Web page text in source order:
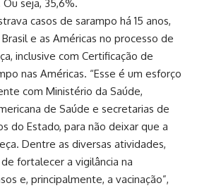
seja, 35,6%.
casos de sarampo há 15 anos,
e as Américas no processo de
inclusive com Certificação de
nas Américas. “Esse é um esforço
com Ministério da Saúde,
de Saúde e secretarias de
do Estado, para não deixar que a
Dentre as diversas atividades,
fortalecer a vigilância na
e, principalmente, a vacinação”,